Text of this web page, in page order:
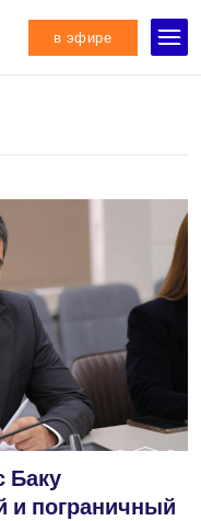
в эфире
Баку
пограничный